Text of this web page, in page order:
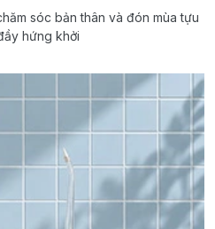
sóc bản thân và đón mùa tựu
hứng khởi